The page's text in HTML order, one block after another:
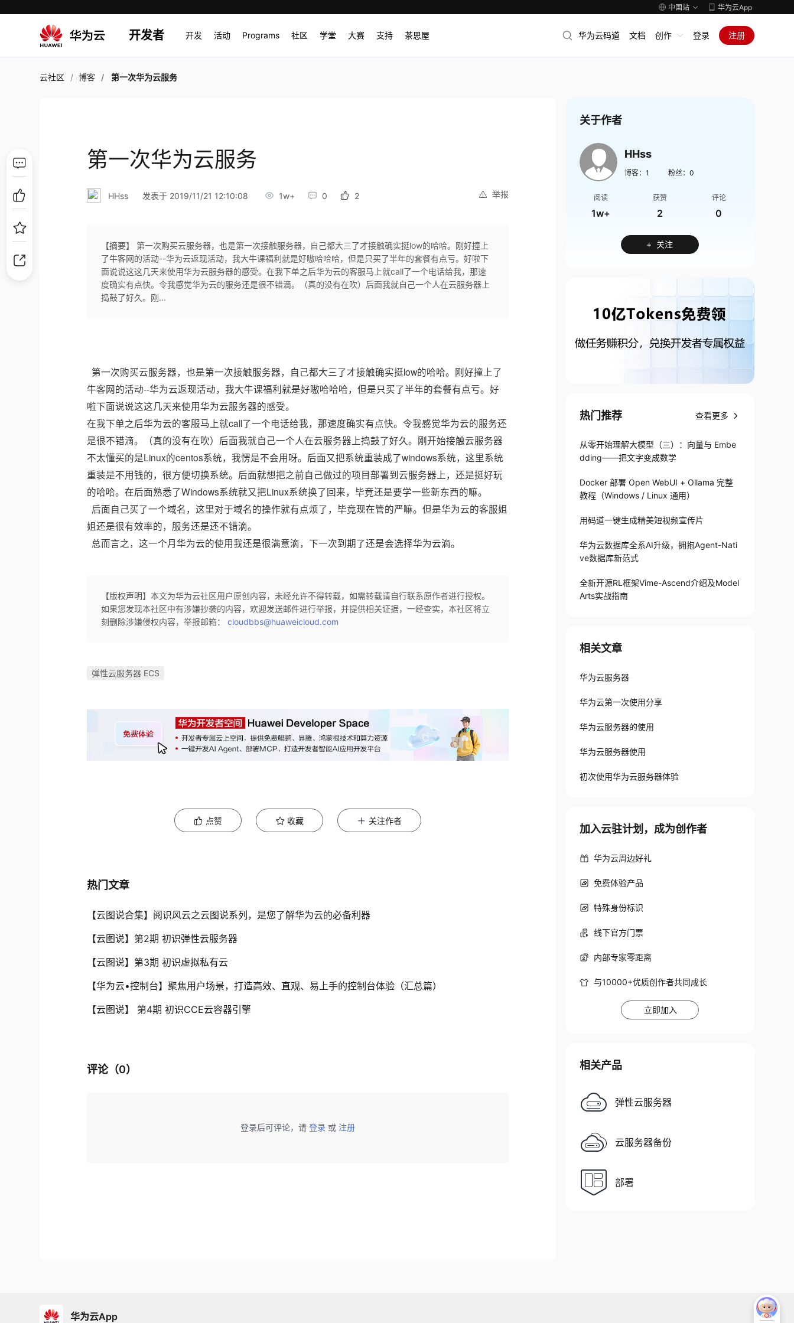
中国站 华为云App
开发者 开发 活动 Programs 社区 学堂 大赛 支持 茶思屋 华为云码道 文档 创作 登录 注册
云社区 博客 第一次华为云服务
第一次华为云服务
举报
HHss 发表于 2019/11/21 12:10:08 1w+ 0 2
【摘要】 第一次购买云服务器，也是第一次接触服务器，自己都大三了才接触确实挺low的哈哈。刚好撞上
了牛客网的活动--华为云返现活动，我大牛课福利就是好嗷哈哈哈，但是只买了半年的套餐有点亏。好啦下
面说说这这几天来使用华为云服务器的感受。在我下单之后华为云的客服马上就call了一个电话给我，那速
度确实有点快。令我感觉华为云的服务还是很不错滴。（真的没有在吹）后面我就自己一个人在云服务器上
捣鼓了好久。刚...
第一次购买云服务器，也是第一次接触服务器，自己都大三了才接触确实挺low的哈哈。刚好撞上了
牛客网的活动--华为云返现活动，我大牛课福利就是好嗷哈哈哈，但是只买了半年的套餐有点亏。好
啦下面说说这这几天来使用华为云服务器的感受。
在我下单之后华为云的客服马上就call了一个电话给我，那速度确实有点快。令我感觉华为云的服务还
是很不错滴。（真的没有在吹）后面我就自己一个人在云服务器上捣鼓了好久。刚开始接触云服务器
不太懂买的是Linux的centos系统，我愣是不会用呀。后面又把系统重装成了windows系统，这里系统
重装是不用钱的，很方便切换系统。后面就想把之前自己做过的项目部署到云服务器上，还是挺好玩
的哈哈。在后面熟悉了Windows系统就又把Linux系统换了回来，毕竟还是要学一些新东西的嘛。
后面自己买了一个域名，这里对于域名的操作就有点烦了，毕竟现在管的严嘛。但是华为云的客服姐
姐还是很有效率的，服务还是还不错滴。
总而言之，这一个月华为云的使用我还是很满意滴，下一次到期了还是会选择华为云滴。
【版权声明】本文为华为云社区用户原创内容，未经允许不得转载，如需转载请自行联系原作者进行授权。
如果您发现本社区中有涉嫌抄袭的内容，欢迎发送邮件进行举报，并提供相关证据，一经查实，本社区将立
刻删除涉嫌侵权内容，举报邮箱：cloudbbs@huaweicloud.com
弹性云服务器 ECS
点赞 收藏 关注作者
热门文章
【云图说合集】阅识风云之云图说系列，是您了解华为云的必备利器
【云图说】第2期 初识弹性云服务器
【云图说】第3期 初识虚拟私有云
【华为云•控制台】聚焦用户场景，打造高效、直观、易上手的控制台体验（汇总篇）
【云图说】 第4期 初识CCE云容器引擎
评论（0）
登录后可评论，请 登录 或 注册
关于作者
HHss
博客： 1 粉丝： 0
阅读
1w+
获赞
2
评论
0
+ 关注
热门推荐 查看更多
从零开始理解大模型（三）：向量与 Embe
dding——把文字变成数学
Docker 部署 Open WebUI + Ollama 完整
教程（Windows / Linux 通用）
用码道一键生成精美短视频宣传片
华为云数据库全系AI升级，拥抱Agent-Nati
ve数据库新范式
全新开源RL框架Vime-Ascend介绍及Model
Arts实战指南
相关文章
华为云服务器
华为云第一次使用分享
华为云服务器的使用
华为云服务器使用
初次使用华为云服务器体验
加入云驻计划，成为创作者
华为云周边好礼
免费体验产品
特殊身份标识
线下官方门票
内部专家零距离
与10000+优质创作者共同成长
立即加入
相关产品
弹性云服务器
云服务器备份
部署
华为云App